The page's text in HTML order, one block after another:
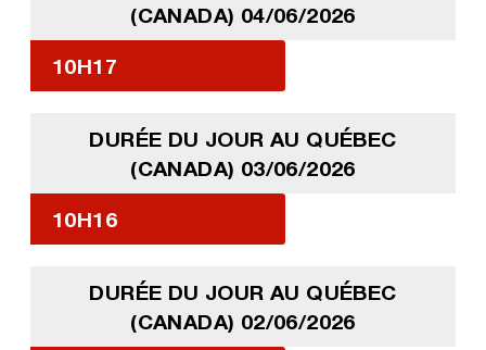
(CANADA) 04/06/2026
10H17
DURÉE DU JOUR AU QUÉBEC
(CANADA) 03/06/2026
10H16
DURÉE DU JOUR AU QUÉBEC
(CANADA) 02/06/2026